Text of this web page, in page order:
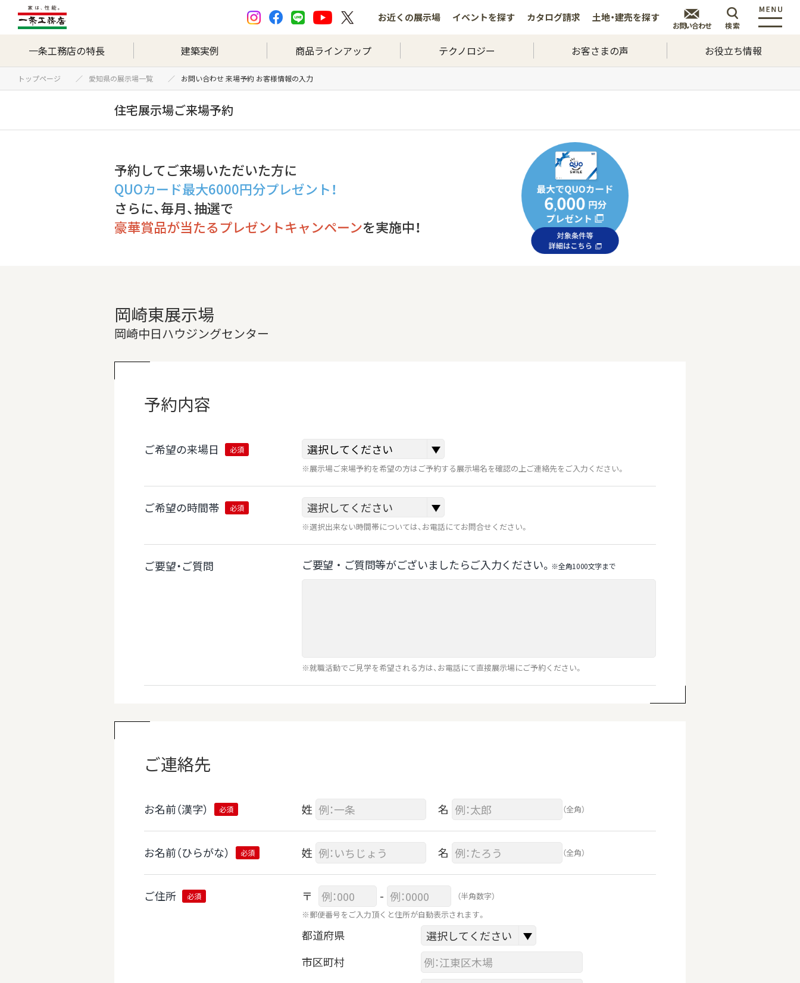
お近くの展示場 イベントを探す カタログ請求 土地・建売を探す
お問い合わせ 検索
一条工務店の特長 建築実例 商品ラインアップ テクノロジー お客さまの声 お役立ち情報
トップページ 愛知県の展示場一覧 お問い合わせ 来場予約 お客様情報の入力
住宅展示場ご来場予約
予約してご来場いただいた方に
QUOカード最大6000円分プレゼント！
さらに、毎月、抽選で
豪華賞品が当たるプレゼントキャンペーンを実施中！
岡崎東展示場
岡崎中日ハウジングセンター
予約内容
ご希望の来場日 必須
※展示場ご来場予約を希望の方はご予約する展示場名を確認の上ご連絡先をご入力ください。
ご希望の時間帯 必須
※選択出来ない時間帯については、お電話にてお問合せください。
ご要望・ご質問 ご要望‧ご質問等がございましたらご⼊⼒ください。 ※全⾓1000⽂字まで
※就職活動でご見学を希望される方は、お電話にて直接展示場にご予約ください。
ご連絡先
お名前（漢字） 必須 姓 名 （全角）
お名前（ひらがな） 必須 姓 名 （全角）
ご住所 必須 〒 -
（半角数字）
※郵便番号をご入力頂くと住所が自動表示されます。
都道府県
市区町村